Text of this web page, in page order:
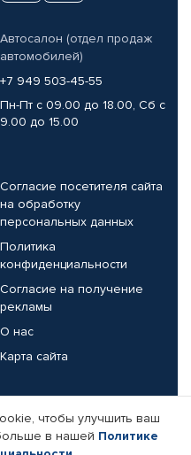
Автосалон (отдел продаж
автомобилей)
+7 949 503-45-55
Пн-Пт с 09.00 до 18.00, Сб с
9.00 до 15.00
Согласие посетителя сайта
на обработку
персональных данных
Политика
конфиденциальности
Согласие на получение
рекламы
О нас
Карта сайта
Реквизиты компании
чтобы улучшить ваш
в нашей Политике